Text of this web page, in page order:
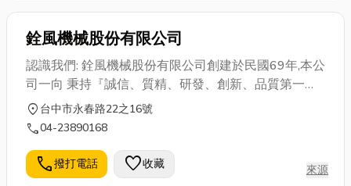
銓風機械股份有限公司
認識我們: 銓風機械股份有限公司創建於民國69年,本公
司一向 秉持『誠信、質精、研發、創新、品質第一』
之經營 理念,亦為全體同仁共同努力的方向。並於西元
1999 年11月,通過ISO 9001認證。
location_on 台中市永春路22之16號
call04-23890168
call撥打電話 favorite收藏 來源